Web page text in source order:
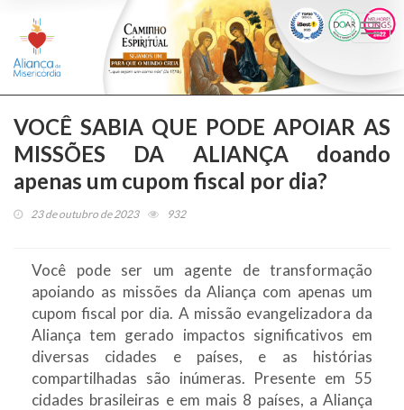
VOCÊ SABIA QUE PODE APOIAR AS
MISSÕES DA ALIANÇA doando
apenas um cupom fiscal por dia?
23 de outubro de 2023 932
Você pode ser um agente de transformação
apoiando as missões da Aliança com apenas um
cupom fiscal por dia. A missão evangelizadora da
Aliança tem gerado impactos significativos em
diversas cidades e países, e as histórias
compartilhadas são inúmeras. Presente em 55
cidades brasileiras e em mais 8 países, a Aliança